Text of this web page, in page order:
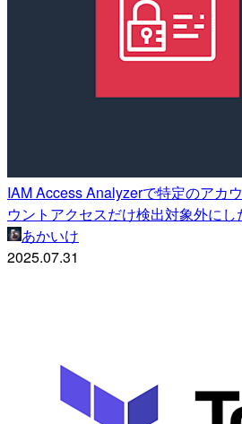
IAM Access Analyzerで特定のアカ
ウントアクセスだけ検出対象外にし
あかいけ
2025.07.31